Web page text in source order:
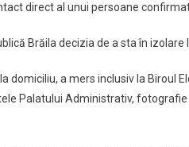
direct al unui persoane
Brăila decizia de a sta în
domiciliu, a mers inclusiv la Biroul
Palatului Administrativ,